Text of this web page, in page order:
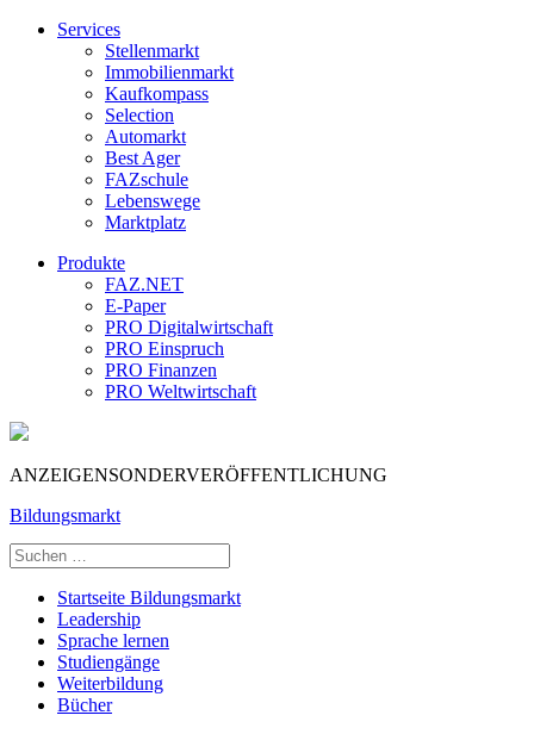
Services
Stellenmarkt
Immobilienmarkt
Kaufkompass
Selection
Automarkt
Best Ager
FAZschule
Lebenswege
Marktplatz
Produkte
FAZ.NET
E-Paper
PRO Digitalwirtschaft
PRO Einspruch
PRO Finanzen
PRO Weltwirtschaft
ANZEIGENSONDERVERÖFFENTLICHUNG
Bildungsmarkt
Startseite Bildungsmarkt
Leadership
Sprache lernen
Studiengänge
Weiterbildung
Bücher